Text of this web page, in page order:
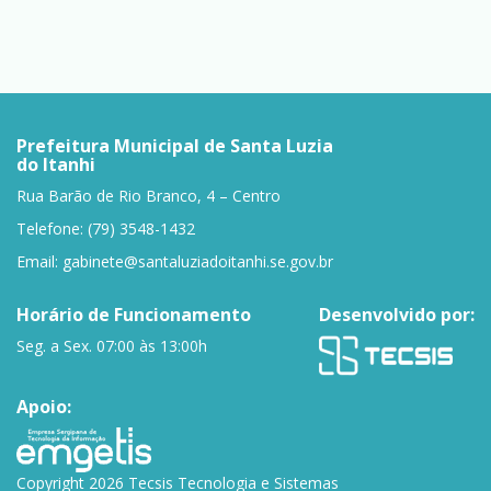
Prefeitura Municipal de Santa Luzia
do Itanhi
Rua Barão de Rio Branco, 4 – Centro
Telefone: (79) 3548-1432
Email: gabinete@santaluziadoitanhi.se.gov.br
Horário de Funcionamento
Seg. a Sex. 07:00 às 13:00h
Desenvolvido por:
Apoio:
Copyright 2026 Tecsis Tecnologia e Sistemas